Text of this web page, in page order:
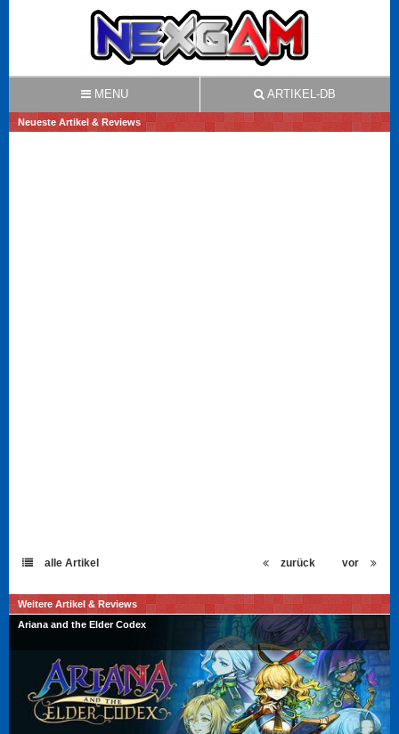
MENU ARTIKEL-DB
Neueste Artikel & Reviews
alle Artikel vor
zurück
Weitere Artikel & Reviews
Ariana and the Elder Codex